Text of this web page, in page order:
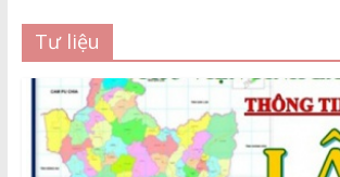
Tư liệu